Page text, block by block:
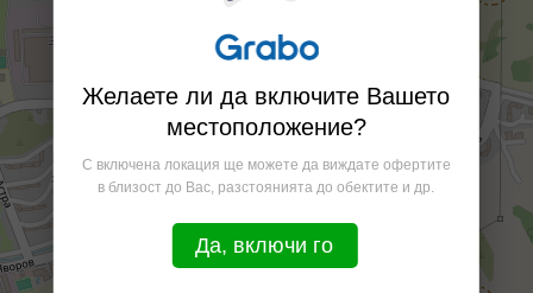
Желаете ли да включите Вашето
местоположение?
С включена локация ще можете да виждате офертите
в близост до Вас, разстоянията до обектите и др.
Да, включи го